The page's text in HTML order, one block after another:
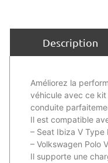
Description
Améliorez la
véhicule avec ce kit
conduite
Il est compatible
– Seat Ibiza V
– Volkswagen Polo
Il supporte une